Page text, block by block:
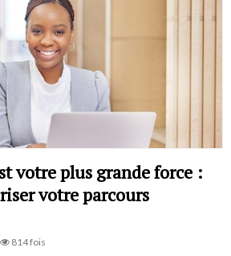
votre plus grande force :
votre parcours
814 fois